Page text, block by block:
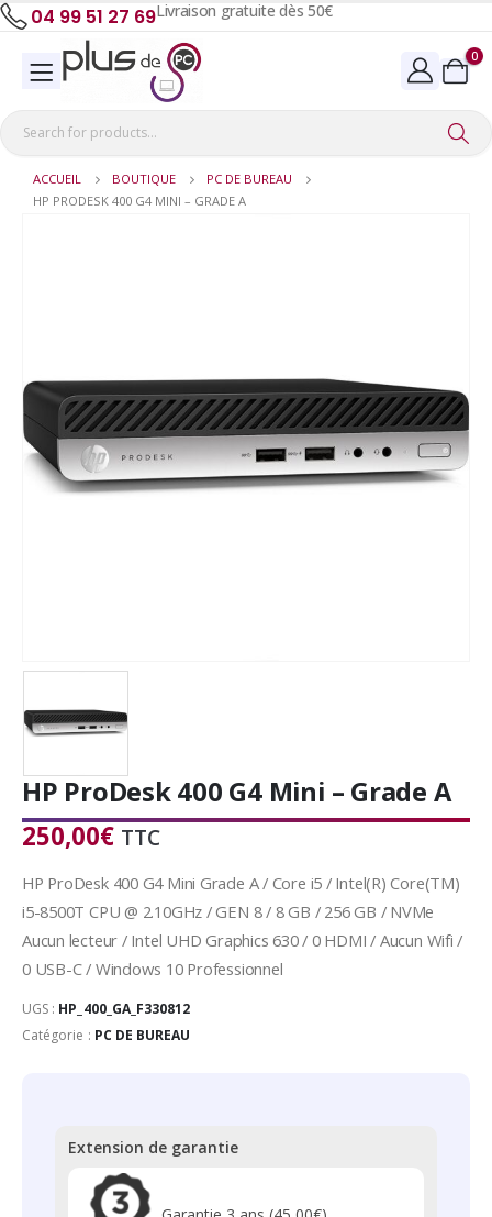
04 99 51 27 69Livraison gratuite dès 50€
0
ACCUEIL BOUTIQUE
PC DE BUREAU
HP PRODESK 400 G4 MINI – GRADE A
HP ProDesk 400 G4 Mini – Grade A
250,00€ TTC
HP ProDesk 400 G4 Mini Grade A / Core i5 / Intel(R) Core(TM)
i5-8500T CPU @ 2.10GHz / GEN 8 / 8 GB / 256 GB / NVMe
Aucun lecteur / Intel UHD Graphics 630 / 0 HDMI / Aucun Wifi /
0 USB-C / Windows 10 Professionnel
UGS : HP_400_GA_F330812
Catégorie : PC DE BUREAU
Extension de garantie